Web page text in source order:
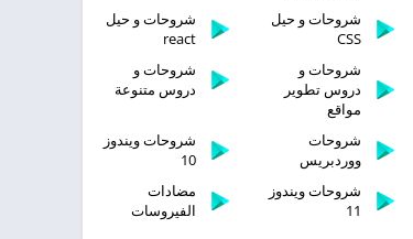
شروحات و حيل
CSS
شروحات و حيل
react
شروحات و
دروس تطوير
مواقع
شروحات و
دروس متنوعة
شروحات
ووردبريس
شروحات ويندوز
10
شروحات ويندوز
11
مضادات
الفيروسات